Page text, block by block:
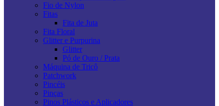
Fio de Nylon
Fitas
Fita de Juta
Fita Floral
Glitter e Purpurina
Glitter
Pó de Ouro / Prata
Máquina de Tricô
Patchwork
Pincéis
Pinças
Pinos Plásticos e Aplicadores